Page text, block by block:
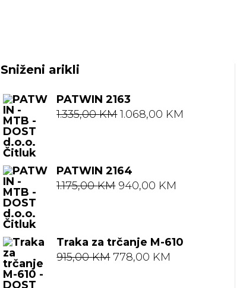
Sniženi arikli
PATWIN 2163
1.335,00KM Izvorna
je:
1.335,00 KM.
1.068,00 KM
PATWIN 2164
1.175,00KM Izvorna
je:
1.175,00 KM.
940,00 KM
940,00 KM.
Traka za trčanje M-610
915,00KM Izvorna
778,00 KM